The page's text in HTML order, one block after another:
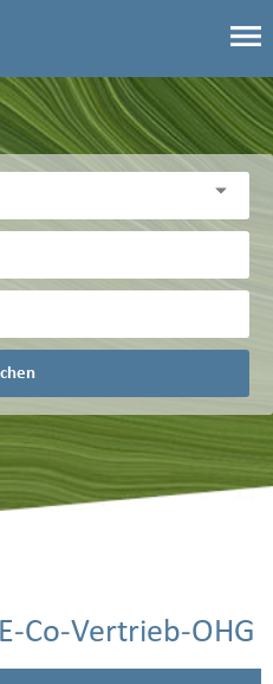
Co-Vertrieb-OHG